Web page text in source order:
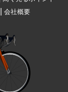
会社概要